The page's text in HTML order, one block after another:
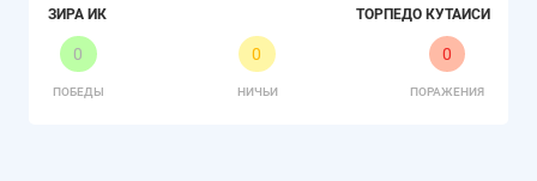
ЗИРА ИК
0
ПОБЕДЫ
0
НИЧЬИ
0
ПОРАЖЕНИЯ
ТОРПЕДО КУТАИСИ